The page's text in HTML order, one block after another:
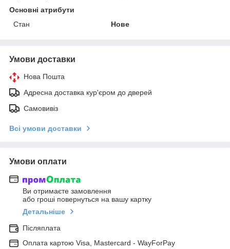
Основні атрибути
Стан
Нове
Умови доставки
Нова Пошта
Адресна доставка кур'єром до дверей
Самовивіз
Всі умови доставки
Умови оплати
Ви отримаєте замовлення
або гроші повернуться на вашу картку
Детальніше
Післяплата
Оплата картою Visa, Mastercard - WayForPay